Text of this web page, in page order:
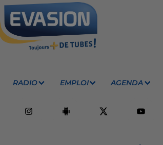
RADIO EMPLOI AGENDA